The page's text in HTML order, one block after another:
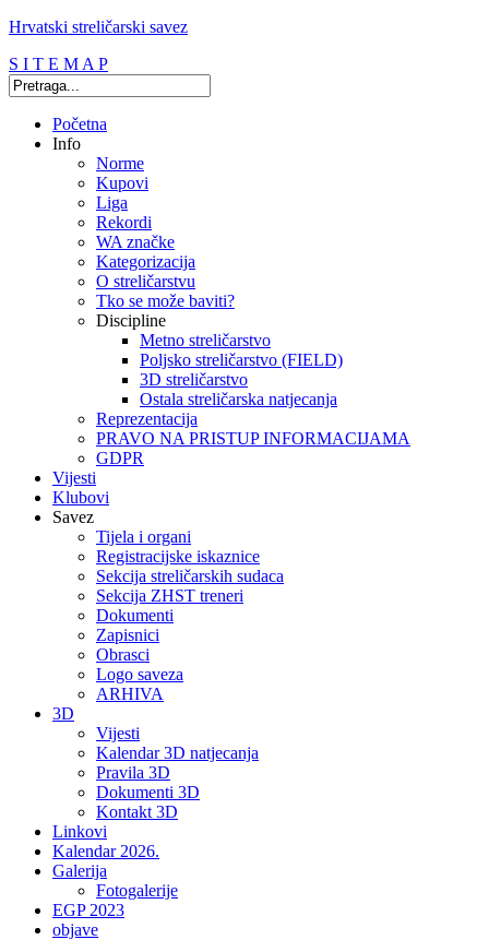
Hrvatski streličarski savez
S I T E M A P
Početna
Info
Norme
Kupovi
Liga
Rekordi
WA značke
Kategorizacija
O streličarstvu
Tko se može baviti?
Discipline
Metno streličarstvo
Poljsko streličarstvo (FIELD)
3D streličarstvo
Ostala streličarska natjecanja
Reprezentacija
PRAVO NA PRISTUP INFORMACIJAMA
GDPR
Vijesti
Klubovi
Savez
Tijela i organi
Registracijske iskaznice
Sekcija streličarskih sudaca
Sekcija ZHST treneri
Dokumenti
Zapisnici
Obrasci
Logo saveza
ARHIVA
3D
Vijesti
Kalendar 3D natjecanja
Pravila 3D
Dokumenti 3D
Kontakt 3D
Linkovi
Kalendar 2026.
Galerija
Fotogalerije
EGP 2023
objave